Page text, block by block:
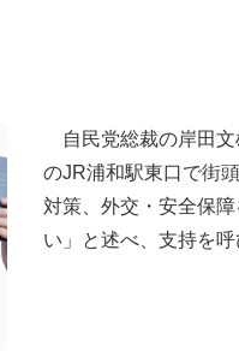
自民党総裁の岸田文
のJR浦和駅東口で街
対策、外交・安全保
い」と述べ、支持を呼